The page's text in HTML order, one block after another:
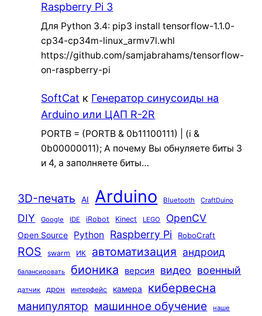
Raspberry Pi 3
Для Python 3.4: pip3 install tensorflow-1.1.0-
cp34-cp34m-linux_armv7l.whl
https://github.com/samjabrahams/tensorflow-
on-raspberry-pi
SoftCat к Генератор синусоиды на
Arduino или ЦАП R-2R
PORTB = (PORTB & 0b11100111) | (i &
0b00000011); А почему Вы обнуляете биты 3
и 4, а заполняете биты…
3D-печать AI Arduino Bluetooth CraftDuino
DIY Google IDE iRobot Kinect LEGO OpenCV
Open Source Python Raspberry Pi RoboCraft
ROS swarm ИК автоматизация андроид
балансировать бионика версия видео военный
датчик дрон интерфейс камера кибервесна
манипулятор машинное обучение наше